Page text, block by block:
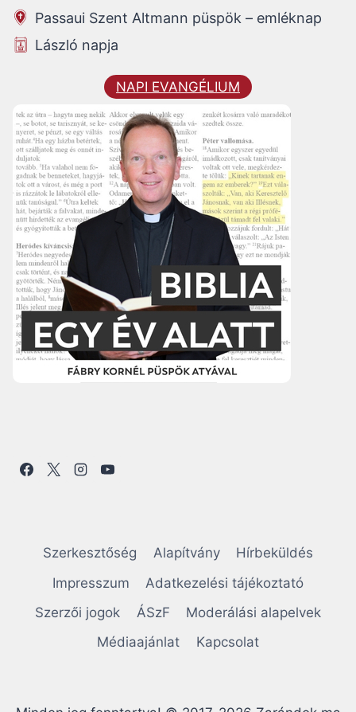
Passaui Szent Altmann püspök – emléknap
László napja
NAPI EVANGÉLIUM
Szerkesztőség Alapítvány
Hírbeküldés
Impresszum
Adatkezelési tájékoztató
Szerzői jogok
ÁSzF
Moderálási alapelvek
Médiaajánlat
Kapcsolat